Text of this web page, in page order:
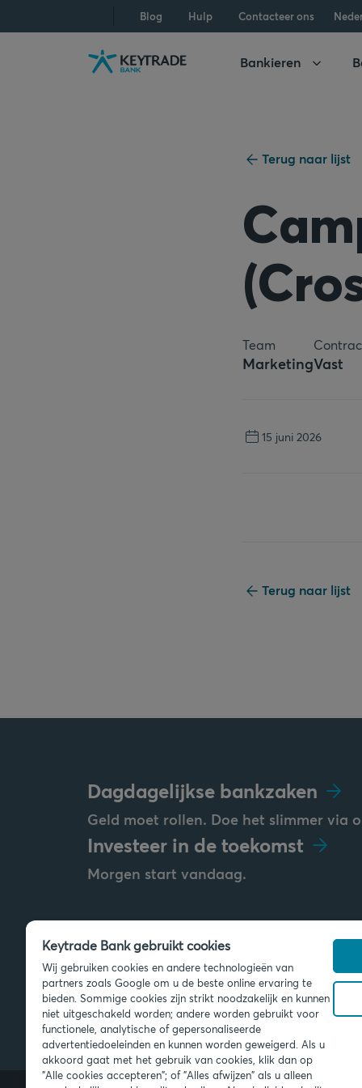
navigatie
aanmelden
inhoud
Blog Hulp Contacteer ons
Bankieren
Terug naar lijst
Team
MarketingVast
15 juni 2026
Terug naar lijst
Dagdagelijkse bankzaken
Geld moet rollen. Doe het slimmer via
Investeer in de toekomst
Morgen start vandaag.
Stuur ons een bericht
info@keytradebank.com
Keytrade Bank gebruikt cookies
Wij gebruiken cookies en andere technologieën van
partners zoals Google om u de beste online ervaring te
bieden. Sommige cookies zijn strikt noodzakelijk en kunnen
niet uitgeschakeld worden; andere worden gebruikt voor
functionele, analytische of gepersonaliseerde
advertentiedoeleinden en kunnen worden geweigerd. Als u
akkoord gaat met het gebruik van cookies, klik dan op
"Alle cookies accepteren"; of "Alles afwijzen" als u alleen